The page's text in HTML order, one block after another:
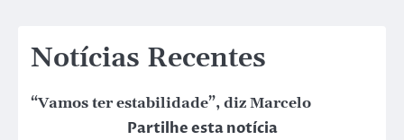
Notícias Recentes
“Vamos ter estabilidade”, diz Marcelo
Partilhe esta notícia